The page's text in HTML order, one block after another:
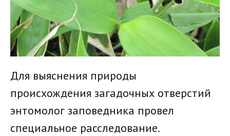
Для выяснения природы
происхождения загадочных отверстий
энтомолог заповедника провел
специальное расследование.